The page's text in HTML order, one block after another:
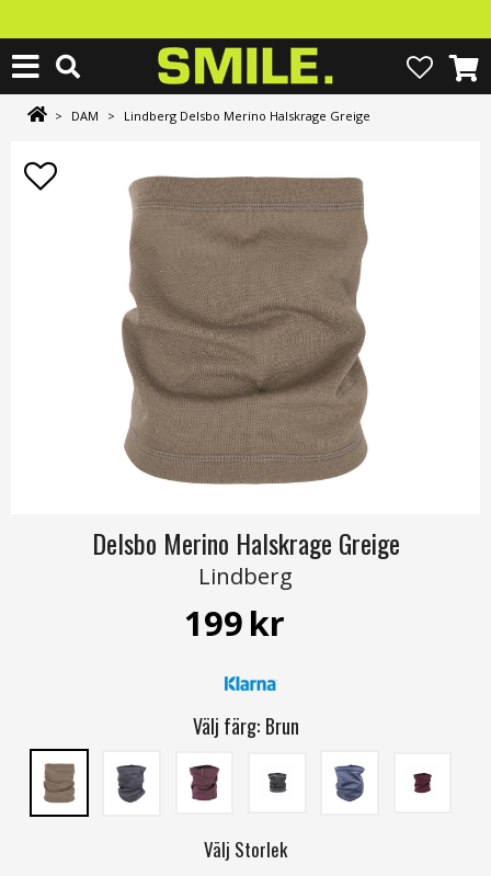
> DAM > Lindberg Delsbo Merino Halskrage Greige
Delsbo Merino Halskrage Greige
Lindberg
199kr
Välj färg: Brun
Välj Storlek